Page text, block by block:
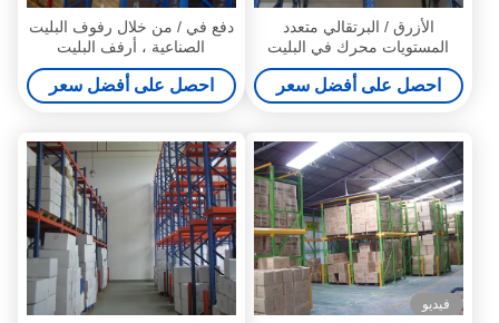
الأزرق / البرتقالي متعدد
المستويات محرك في البليت
الاجهاد مع واحد / مزدوج الجانب
قوس
احصل على أفضل سعر
دفع في / من خلال رفوف البليت
الصناعية ، أرفف البليت
المستودعات الباردة
احصل على أفضل سعر
فيديو